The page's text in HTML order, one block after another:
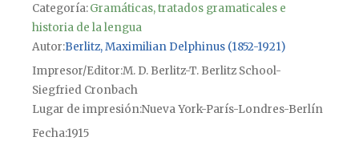
Categoría:Gramáticas, tratados gramaticales e
historia de la lengua
Autor Berlitz, Maximilian Delphinus (1852-1921)
Impresor/Editor M. D. Berlitz-T. Berlitz School-
Siegfried Cronbach
Lugar de impresiónNueva York-París-Londres-Berlín
Fecha1915